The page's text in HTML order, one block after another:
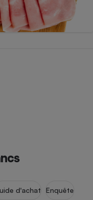
d'achat Enquête